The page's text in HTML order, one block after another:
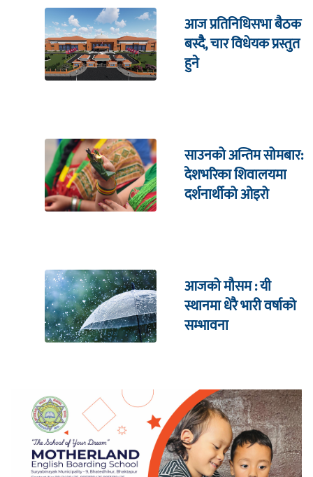
आज प्रतिनिधिसभा बैठक
बस्दैै, चार विधेयक प्रस्तुत
हुने
साउनको अन्तिम सोमबार:
देशभरिका शिवालयमा
दर्शनार्थीको ओइरो
आजको मौसम : यी
स्थानमा धेरै भारी वर्षाको
सम्भावना